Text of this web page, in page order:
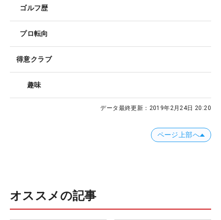
ゴルフ歴
プロ転向
得意クラブ
趣味
データ最終更新： 2019年2月24日 20:20
ページ上部へ
オススメの記事